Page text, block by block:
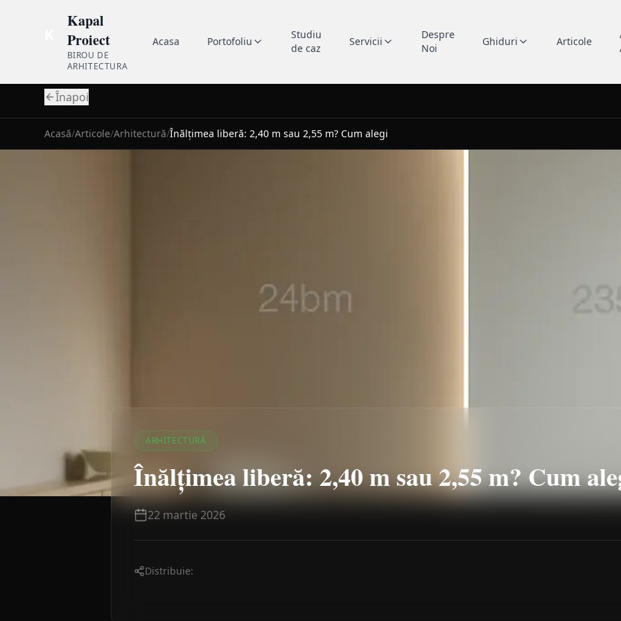
Kapal
Proiect
BIROU DE
ARHITECTURA
Acasa Portofoliu
Studiu
de caz
Servicii
Despre
Noi
Ghiduri Articole
Înapoi
Acasă/Articole/Arhitectură/Înălțimea liberă: 2,40 m sau 2,55 m? Cum alegi
ARHITECTURĂ
Înălțimea liberă: 2,40 m sau 2,55 m? Cum
22 martie 2026
Distribuie: